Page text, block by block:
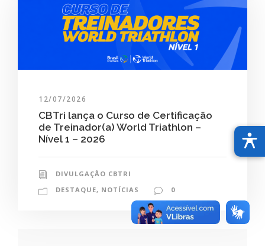
12/07/2026
CBTri lança o Curso de Certificação
de Treinador(a) World Triathlon –
Nível 1 – 2026
DIVULGAÇÃO CBTRI
DESTAQUE, NOTÍCIAS 0